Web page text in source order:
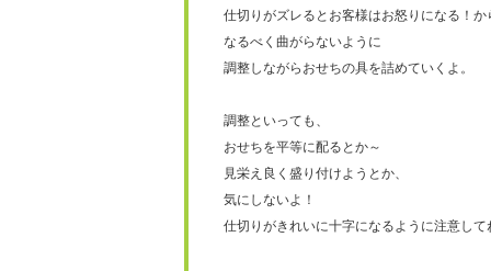
仕切りがズレるとお客様はお怒りになる！か
なるべく曲がらないように
調整しながらおせちの具を詰めていくよ。
調整といっても、
おせちを平等に配るとか～
見栄え良く盛り付けようとか、
気にしないよ！
仕切りがきれいに十字になるように注意して